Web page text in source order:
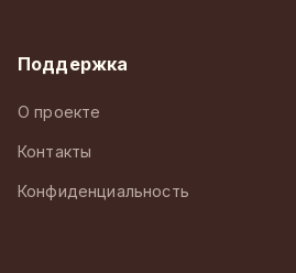
Поддержка
О проекте
Контакты
Конфиденциальность